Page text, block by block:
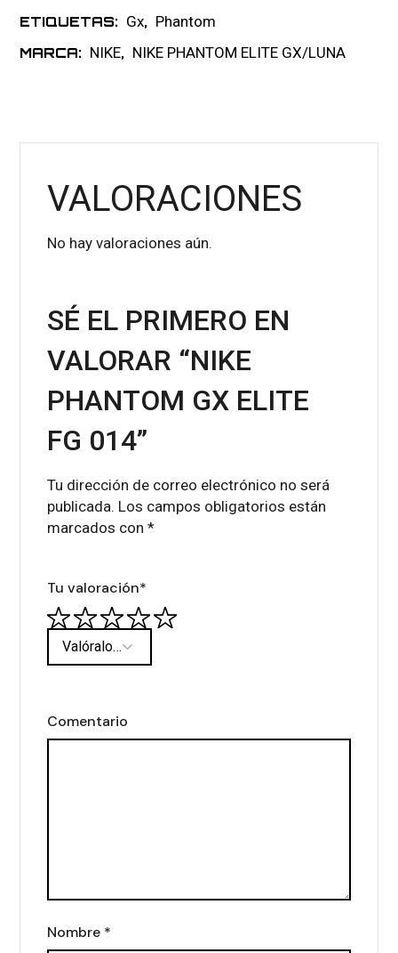
ETIQUETAS: Gx, Phantom
MARCA: NIKE, NIKE PHANTOM ELITE GX/LUNA
VALORACIONES
No hay valoraciones aún.
SÉ EL PRIMERO EN
VALORAR “NIKE
PHANTOM GX ELITE
FG 014”
Tu dirección de correo electrónico no será
publicada. Los campos obligatorios están
marcados con*
Tu valoración*
Comentario
Nombre *